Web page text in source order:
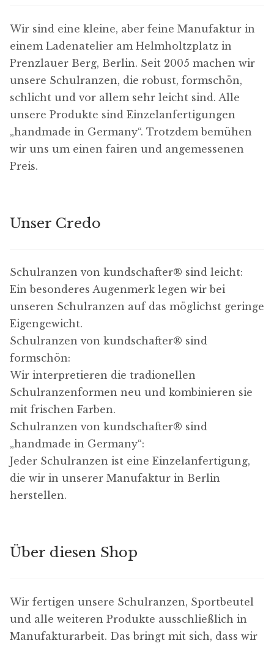
Wir sind eine kleine, aber feine Manufaktur in
einem Ladenatelier am Helmholtzplatz in
Prenzlauer Berg, Berlin. Seit 2005 machen wir
unsere Schulranzen, die robust, formschön,
schlicht und vor allem sehr leicht sind. Alle
unsere Produkte sind Einzelanfertigungen
„handmade in Germany“. Trotzdem bemühen
wir uns um einen fairen und angemessenen
Preis.
Unser Credo
Schulranzen von kundschafter​® sind leicht:
Ein besonderes Augenmerk legen wir bei
unseren Schulranzen auf das möglichst geringe
Eigengewicht.
Schulranzen von kundschafter​® sind
formschön:
Wir interpretieren die tradionellen
Schulranzenformen neu und kombinieren sie
mit frischen Farben.
Schulranzen von kundschafter​® sind
„handmade in Germany“:
Jeder Schulranzen ist eine Einzelanfertigung,
die wir in unserer Manufaktur in Berlin
herstellen.
Über diesen Shop
Wir fertigen unsere Schulranzen, Sportbeutel
und alle weiteren Produkte ausschließlich in
Manufakturarbeit. Das bringt mit sich, dass wir
e
n
c
n
s
t
l
u
n
e